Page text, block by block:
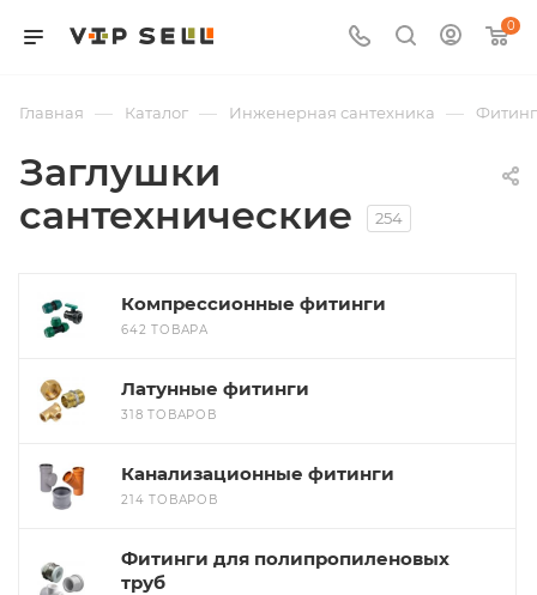
0
Главная — Каталог — Инженерная сантехника —
Заглушки
сантехнические
254
Компрессионные фитинги
642 ТОВАРА
Латунные фитинги
318 ТОВАРОВ
Канализационные фитинги
214 ТОВАРОВ
Фитинги для полипропиленовых
труб